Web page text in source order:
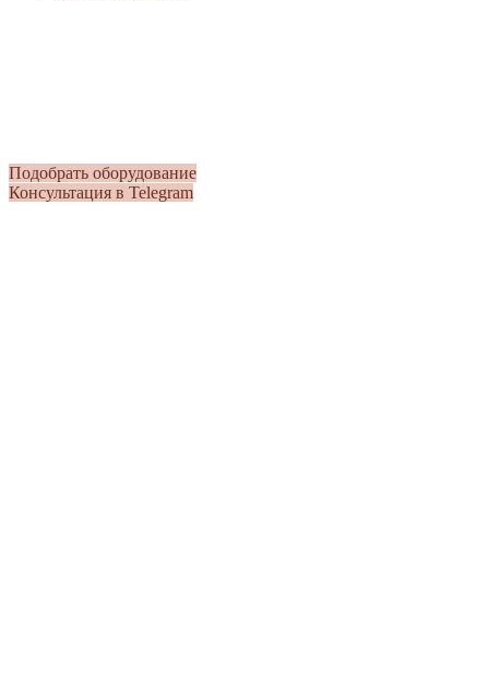
Подобрать оборудование
Консультация в Telegram